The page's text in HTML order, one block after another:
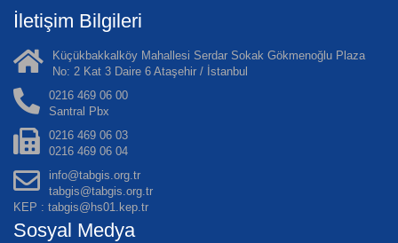
İletişim Bilgileri
Küçükbakkalköy Mahallesi Serdar Sokak Gökmenoğlu Plaza
No: 2 Kat 3 Daire 6 Ataşehir / İstanbul
0216 469 06 00
Santral Pbx
0216 469 06 03
0216 469 06 04
info@tabgis.org.tr
tabgis@tabgis.org.tr
KEP : tabgis@hs01.kep.tr
Sosyal Medya